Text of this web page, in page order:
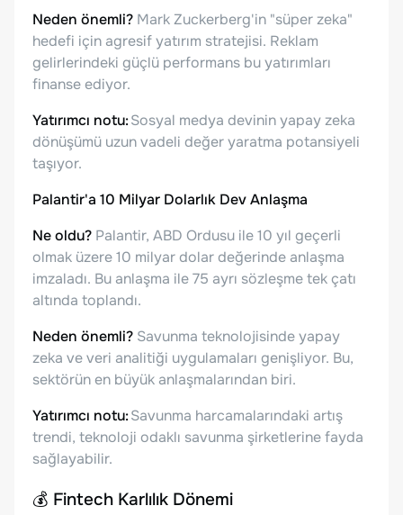
Neden önemli? Mark Zuckerberg'in "süper zeka"
hedefi için agresif yatırım stratejisi. Reklam
gelirlerindeki güçlü performans bu yatırımları
finanse ediyor.
Yatırımcı notu:Sosyal medya devinin yapay zeka
dönüşümü uzun vadeli değer yaratma potansiyeli
taşıyor.
Palantir'a 10 Milyar Dolarlık Dev Anlaşma
Ne oldu? Palantir, ABD Ordusu ile 10 yıl geçerli
olmak üzere 10 milyar dolar değerinde anlaşma
imzaladı. Bu anlaşma ile 75 ayrı sözleşme tek çatı
altında toplandı.
Neden önemli? Savunma teknolojisinde yapay
zeka ve veri analitiği uygulamaları genişliyor. Bu,
sektörün en büyük anlaşmalarından biri.
Yatırımcı notu:Savunma harcamalarındaki artış
trendi, teknoloji odaklı savunma şirketlerine fayda
sağlayabilir.
💰 Fintech Karlılık Dönemi